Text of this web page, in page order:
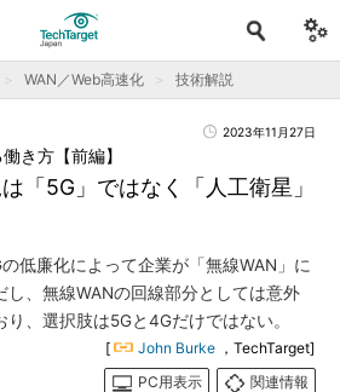
WAN／Web高速化 技術解説
2023年11月27日
「5G」ではなく「人工衛星」
き方【前編】
低廉化によって企業が「無線WAN」に
し、無線WANの回線部分としては意外
、選択肢は5Gと4Gだけではない。
[ John Burke ，TechTarget]
PC用表示
関連情報